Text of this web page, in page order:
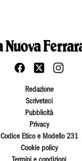
Redazione
Scriveteci
Pubblicità
Privacy
Codice Etico e Modello 231
Cookie policy